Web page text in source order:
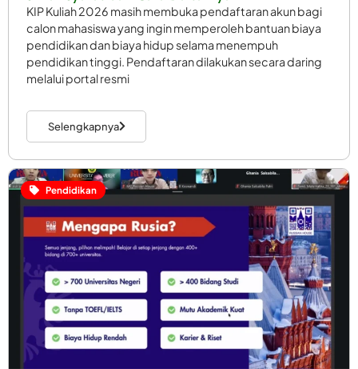
KIP Kuliah 2026 masih membuka pendaftaran akun bagi
calon mahasiswa yang ingin memperoleh bantuan biaya
pendidikan dan biaya hidup selama menempuh
pendidikan tinggi. Pendaftaran dilakukan secara daring
melalui portal resmi
Selengkapnya
Pendidikan